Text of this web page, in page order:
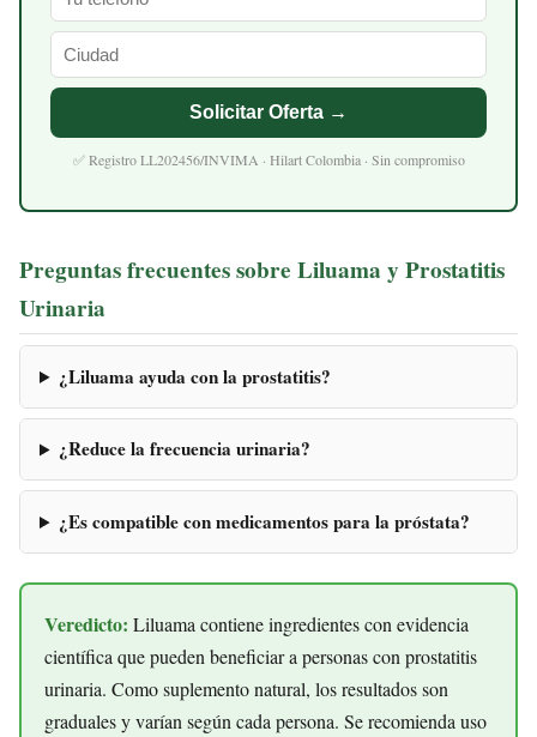
Solicitar Oferta →
✅ Registro LL202456/INVIMA · Hilart Colombia · Sin compromiso
Preguntas frecuentes sobre Liluama y Prostatitis
Urinaria
¿Liluama ayuda con la prostatitis?
¿Reduce la frecuencia urinaria?
¿Es compatible con medicamentos para la próstata?
Veredicto: Liluama contiene ingredientes con evidencia
científica que pueden beneficiar a personas con prostatitis
urinaria. Como suplemento natural, los resultados son
graduales y varían según cada persona. Se recomienda uso